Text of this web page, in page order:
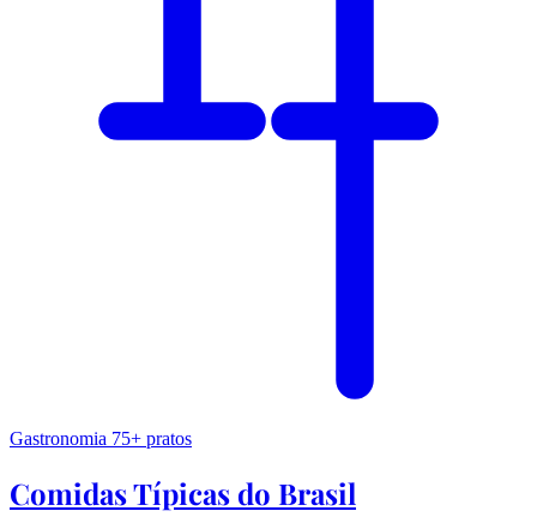
Gastronomia 75+ pratos
Comidas Típicas do Brasil